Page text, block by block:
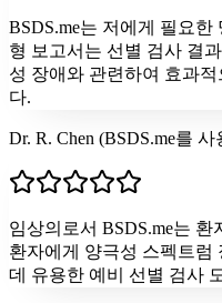
BSDS.me는 저에게 필요
형 보고서는 선별 검사 결
성 장애와 관련하여 효과
다.
Dr. R. Chen (BSDS.me를
임상의로서 BSDS.me는
환자에게 양극성 스펙트럼
데 유용한 예비 선별 검사